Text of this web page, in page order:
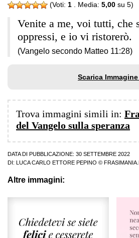
(Voti: 1 . Media: 5,00 su 5)
Venite a me, voi tutti, che
oppressi, e io vi ristorerò.
(Vangelo secondo Matteo 11:28)
Scarica
Trova immagini simili in:
del Vangelo sulla speranza
DATA DI PUBBLICAZIONE: 30 SETTEMBRE 2022
DI:
LUCA CARLO ETTORE PEPINO ©
Altre immagini: